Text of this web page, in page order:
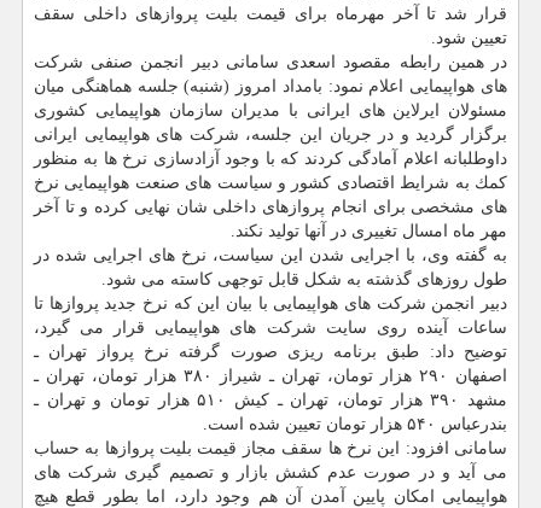
قرار شد تا آخر مهرماه برای قیمت بلیت پروازهای داخلی سقف
تعیین شود.
در همین رابطه مقصود اسعدی سامانی دبیر انجمن صنفی شركت
های هواپیمایی اعلام نمود: بامداد امروز (شنبه) جلسه هماهنگی میان
مسئولان ایرلاین های ایرانی با مدیران سازمان هواپیمایی كشوری
برگزار گردید و در جریان این جلسه، شركت های هواپیمایی ایرانی
داوطلبانه اعلام آمادگی كردند كه با وجود آزادسازی نرخ ها به منظور
كمك به شرایط اقتصادی كشور و سیاست های صنعت هواپیمایی نرخ
های مشخصی برای انجام پروازهای داخلی شان نهایی كرده و تا آخر
مهر ماه امسال تغییری در آنها تولید نكند.
به گفته وی، با اجرایی شدن این سیاست، نرخ های اجرایی شده در
طول روزهای گذشته به شكل قابل توجهی كاسته می شود.
دبیر انجمن شركت های هواپیمایی با بیان این كه نرخ جدید پروازها تا
ساعات آینده روی سایت شركت های هواپیمایی قرار می گیرد،
توضیح داد: طبق برنامه ریزی صورت گرفته نرخ پرواز تهران ـ
اصفهان ۲۹۰ هزار تومان، تهران ـ شیراز ۳۸۰ هزار تومان، تهران ـ
مشهد ۳۹۰ هزار تومان، تهران ـ كیش ۵۱۰ هزار تومان و تهران ـ
بندرعباس ۵۴۰ هزار تومان تعیین شده است.
سامانی افزود: این نرخ ها سقف مجاز قیمت بلیت پروازها به حساب
می آید و در صورت عدم كشش بازار و تصمیم گیری شركت های
هواپیمایی امكان پایین آمدن آن هم وجود دارد، اما بطور قطع هیچ